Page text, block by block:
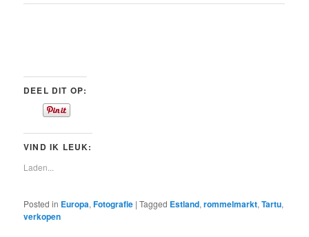
DEEL DIT OP:
VIND IK LEUK:
Laden...
Posted in Europa,Fotografie |Tagged Estland,rommelmarkt,Tartu,
verkopen